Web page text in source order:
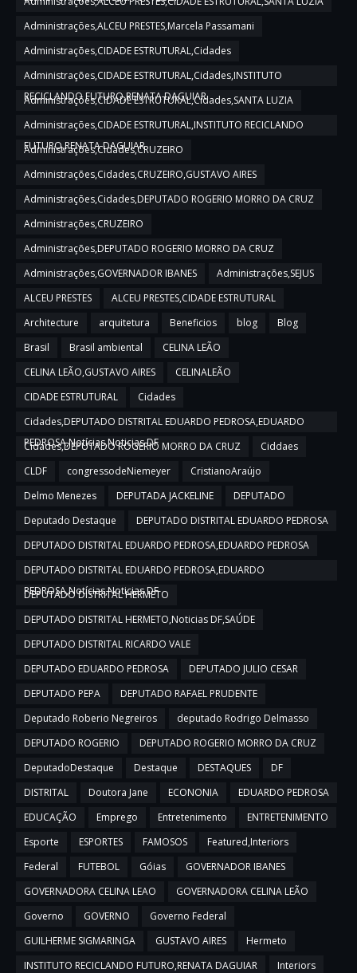
Administrações,ALCEU PRESTES,Marcela Passamani
Administrações,CIDADE ESTRUTURAL,Cidades
Administrações,CIDADE ESTRUTURAL,Cidades,INSTITUTO
RECICLANDO FUTURO,RENATA DAGUIAR
Administrações,CIDADE ESTRUTURAL,Cidades,SANTA LUZIA
Administrações,CIDADE ESTRUTURAL,INSTITUTO RECICLANDO
FUTURO,RENATA DAGUIAR
Administrações,Cidades,CRUZEIRO
Administrações,Cidades,CRUZEIRO,GUSTAVO AIRES
Administrações,Cidades,DEPUTADO ROGERIO MORRO DA CRUZ
Administrações,CRUZEIRO
Administrações,DEPUTADO ROGERIO MORRO DA CRUZ
Administrações,GOVERNADOR IBANES
Administrações,SEJUS
ALCEU PRESTES
ALCEU PRESTES,CIDADE ESTRUTURAL
Architecture
arquitetura Beneficios blog
Blog
Brasil
Brasil ambiental
CELINA LEÃO
CELINA LEÃO,GUSTAVO AIRES
CELINALEÃO
CIDADE ESTRUTURAL
Cidades
Cidades,DEPUTADO DISTRITAL EDUARDO PEDROSA,EDUARDO
PEDROSA,Notícias,Noticias DF
Cidades,DEPUTADO ROGERIO MORRO DA CRUZ
Ciddaes
CLDF
congressodeNiemeyer
CristianoAraújo
Delmo Menezes
DEPUTADA JACKELINE
DEPUTADO
Deputado Destaque
DEPUTADO DISTRITAL EDUARDO PEDROSA
DEPUTADO DISTRITAL EDUARDO PEDROSA,EDUARDO PEDROSA
DEPUTADO DISTRITAL EDUARDO PEDROSA,EDUARDO
PEDROSA,Notícias,Noticias DF
DEPUTADO DISTRITAL HERMETO
DEPUTADO DISTRITAL HERMETO,Noticias DF,SAÚDE
DEPUTADO DISTRITAL RICARDO VALE
DEPUTADO EDUARDO PEDROSA
DEPUTADO JULIO CESAR
DEPUTADO PEPA
DEPUTADO RAFAEL PRUDENTE
Deputado Roberio Negreiros
deputado Rodrigo Delmasso
DEPUTADO ROGERIO
DEPUTADO ROGERIO MORRO DA CRUZ
DeputadoDestaque
Destaque DESTAQUES
DF
DISTRITAL
Doutora Jane ECONONIA
EDUARDO PEDROSA
EDUCAÇÃO
Emprego Entretenimento
ENTRETENIMENTO
Esporte
ESPORTES FAMOSOS
Featured,Interiors
Federal
FUTEBOL Góias
GOVERNADOR IBANES
GOVERNADORA CELINA LEAO
GOVERNADORA CELINA LEÃO
Governo
GOVERNO
Governo Federal
GUILHERME SIGMARINGA
GUSTAVO AIRES
Hermeto
INSTITUTO RECICLANDO FUTURO,RENATA DAGUIAR
Interiors